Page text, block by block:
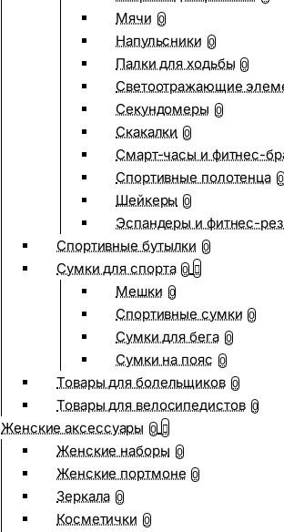
Мячи 0
Напульсники 0
Палки для ходьбы 0
Светоотражающие
Секундомеры 0
Скакалки 0
Смарт-часы и фитнес-
Спортивные полотенца 0
Шейкеры 0
Эспандеры и фитнес-
Спортивные бутылки 0
Сумки для спорта 0
Мешки 0
Спортивные сумки 0
Сумки для бега 0
Сумки на пояс 0
Товары для болельщиков 0
Товары для велосипедистов 0
Женские аксессуары 0
Женские наборы 0
Женские портмоне 0
Зеркала 0
Косметички 0